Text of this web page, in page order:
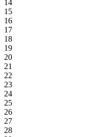
14
15
16
17
18
19
20
21
22
23
24
25
26
27
28